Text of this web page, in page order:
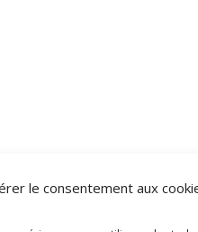
le consentement aux
préparation à la